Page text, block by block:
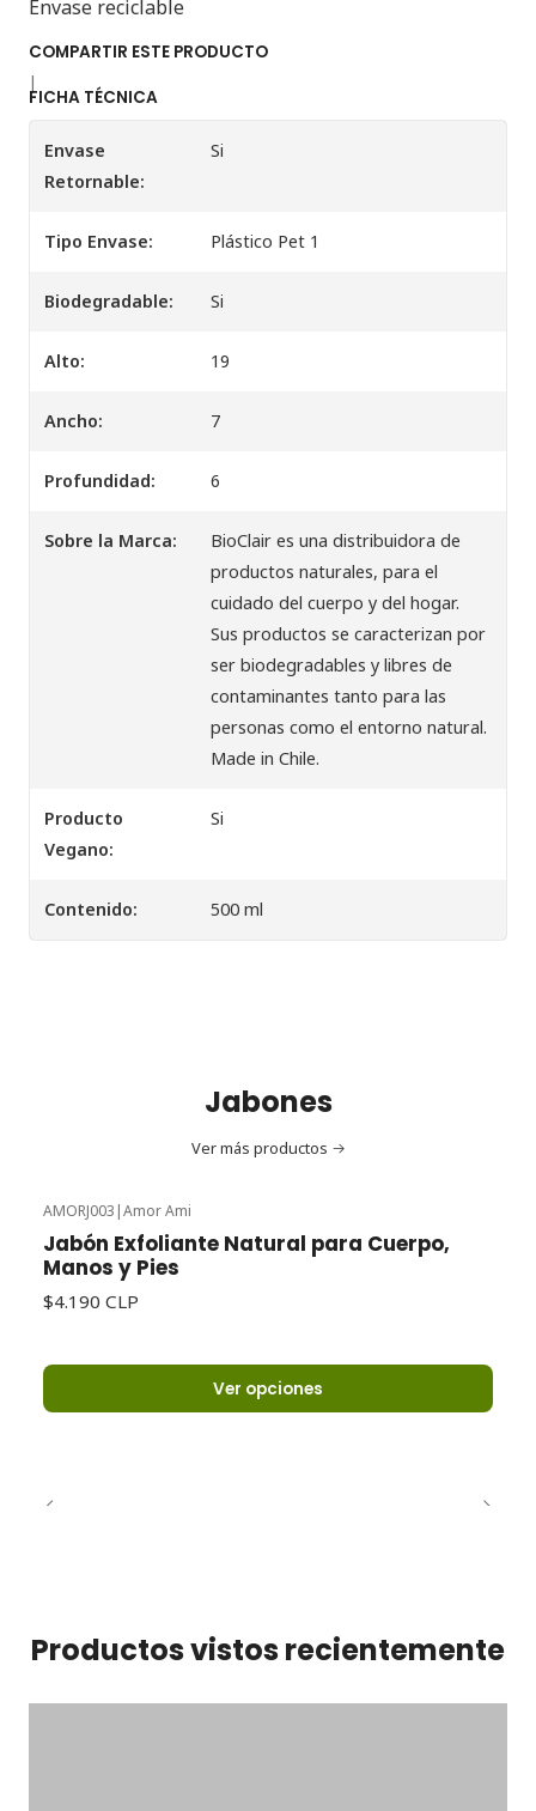
Envase reciclable
COMPARTIR ESTE PRODUCTO
|
FICHA TÉCNICA
Envase
Retornable:
Si
Tipo Envase: Plástico Pet 1
Biodegradable: Si
Alto: 19
Ancho: 7
Profundidad: 6
Sobre la Marca:
BioClair es una distribuidora de
productos naturales, para el
cuidado del cuerpo y del hogar.
Sus productos se caracterizan por
ser biodegradables y libres de
contaminantes tanto para las
personas como el entorno natural.
Made in Chile.
Producto
Vegano:
Si
Contenido: 500 ml
Jabones
Ver más productos
AMORJ003 |Amor Ami
Jabón Exfoliante Natural para Cuerpo,
Manos y Pies
$4.190 CLP
Ver opciones
Productos vistos recientemente